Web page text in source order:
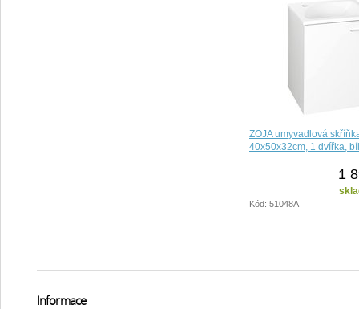
ZOJA umyvadlová
40x50x32cm, 1 dvířka,
1
Kód: 51048A
Informace